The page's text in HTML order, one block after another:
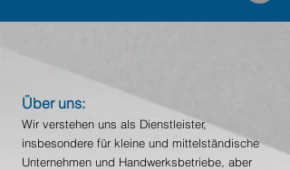
Über uns:
Wir verstehen uns als Dienstleister,
insbesondere für kleine und mittelständische
Unternehmen und Handwerksbetriebe, aber